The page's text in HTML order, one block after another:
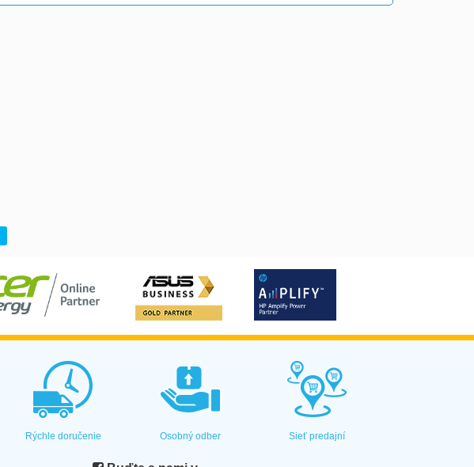
Rýchle doručenie Osobný odber Sieť predajní